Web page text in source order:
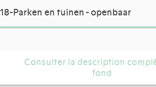
18-Parken en tuinen - openbaar
Consulter la description
fond